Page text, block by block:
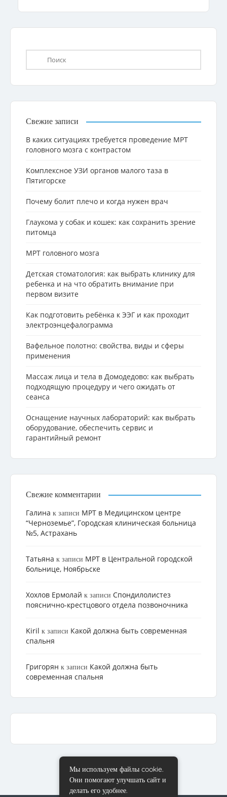
Свежие записи
В каких ситуациях требуется проведение МРТ
головного мозга с контрастом
Комплексное УЗИ органов малого таза в
Пятигорске
Почему болит плечо и когда нужен врач
Глаукома у собак и кошек: как сохранить зрение
питомца
МРТ головного мозга
Детская стоматология: как выбрать клинику для
ребенка и на что обратить внимание при
первом визите
Как подготовить ребёнка к ЭЭГ и как проходит
электроэнцефалограмма
Вафельное полотно: свойства, виды и сферы
применения
Массаж лица и тела в Домодедово: как выбрать
подходящую процедуру и чего ожидать от
сеанса
Оснащение научных лабораторий: как выбрать
оборудование, обеспечить сервис и
гарантийный ремонт
Свежие комментарии
Галина к записи МРТ в Медицинском центре
“Черноземье”, Городская клиническая больница
№5, Астрахань
Татьяна к записи МРТ в Центральной городской
больнице, Ноябрьске
Хохлов Ермолай к записи Cпондилолистез
пояснично-крестцового отдела позвоночника
Kiril к записи Какой должна быть современная
спальня
Григорян к записи Какой должна быть
современная спальня
Мы используем файлы cookie.
Они помогают улучшать сайт и
делать его удобнее.